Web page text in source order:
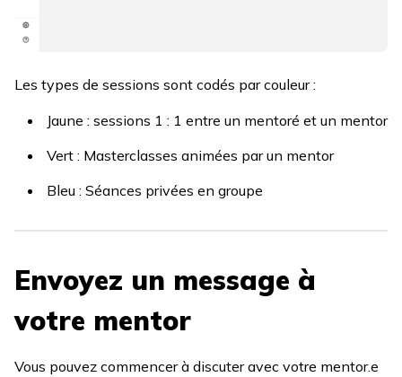
Les types de sessions sont codés par couleur :
Jaune : sessions 1 : 1 entre un mentoré et un mentor
Vert : Masterclasses animées par un mentor
Bleu : Séances privées en groupe
Envoyez un message à
votre mentor
Vous pouvez commencer à discuter avec votre mentor.e